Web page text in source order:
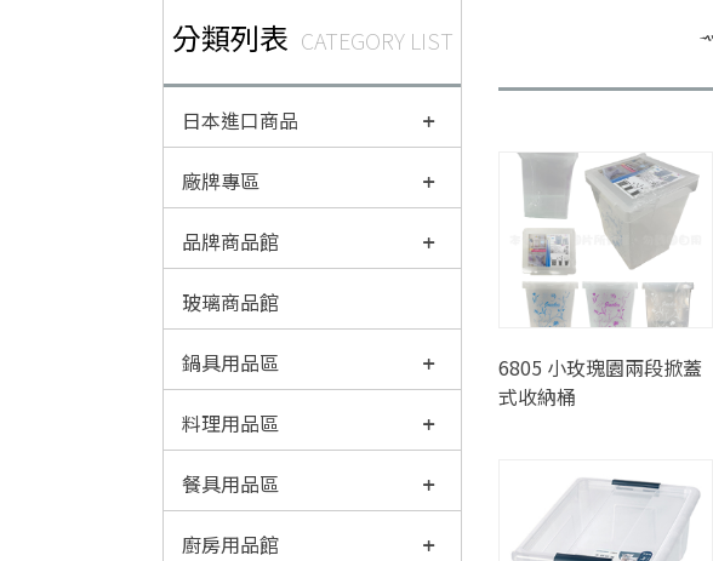
分類列表 CATEGORY LIST
日本進口商品
廠牌專區
品牌商品館
玻璃商品館
鍋具用品區
料理用品區
餐具用品區
廚房用品館
6805 小玫瑰園兩段掀蓋
式收納桶